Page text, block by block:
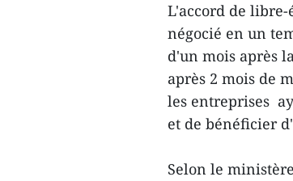
L'accord de libre-
négocié en un
d'un mois après
après 2 mois de
les entreprises
et de bénéficier
Selon le